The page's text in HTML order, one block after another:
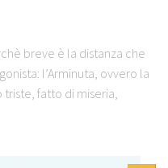
breve è la distanza che
l’Arminuta, ovvero la
fatto di miseria,